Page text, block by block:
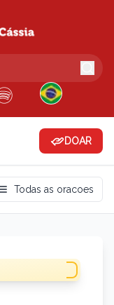
DOAR
Todas as oracoes